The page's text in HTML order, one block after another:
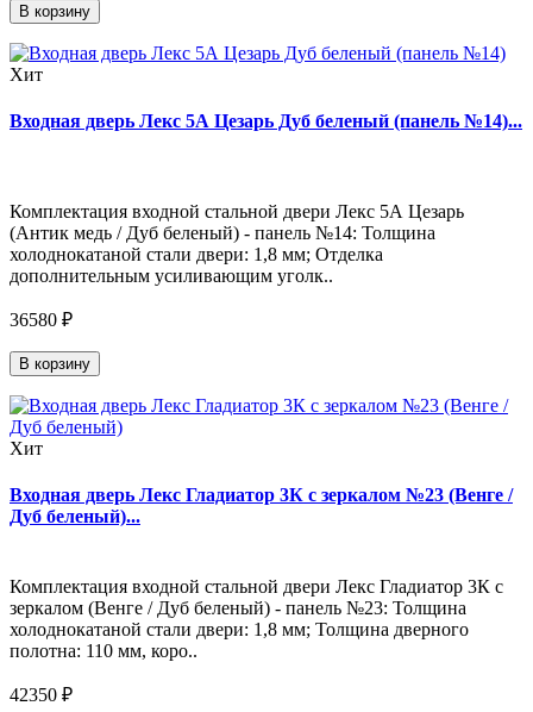
В корзину
Хит
Входная дверь Лекс 5А Цезарь Дуб беленый (панель №14)...
Комплектация входной стальной двери Лекс 5А Цезарь
(Антик медь / Дуб беленый) - панель №14: Толщина
холоднокатаной стали двери: 1,8 мм; Отделка
дополнительным усиливающим уголк..
36580 ₽
В корзину
Хит
Входная дверь Лекс Гладиатор 3К с зеркалом №23 (Венге /
Дуб беленый)...
Комплектация входной стальной двери Лекс Гладиатор 3К с
зеркалом (Венге / Дуб беленый) - панель №23: Толщина
холоднокатаной стали двери: 1,8 мм; Толщина дверного
полотна: 110 мм, коро..
42350 ₽